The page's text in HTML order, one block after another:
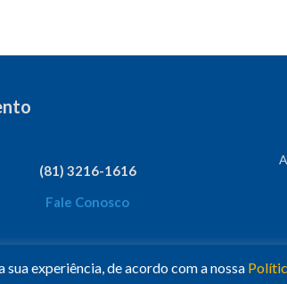
(81) 3216-1616
Fale Conosco
experiência, de acordo com a nossa